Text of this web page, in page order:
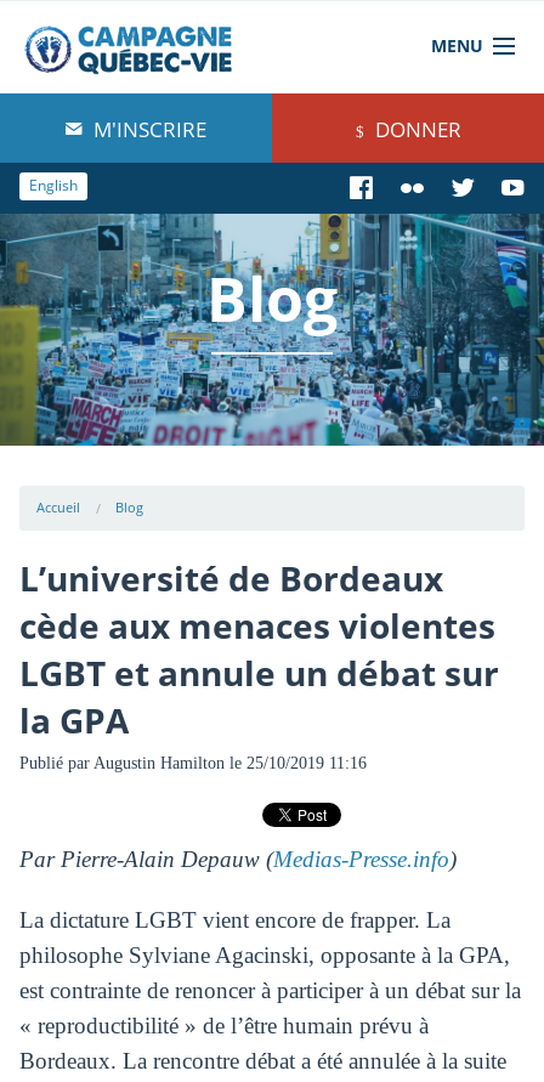
MENU
À propos de nous
Blog
Comprendre
Agir
Boutique
M'INSCRIRE DONNER
English
Blog
Accueil Blog
L’université de Bordeaux
cède aux menaces violentes
LGBT et annule un débat sur
la GPA
Publié par Augustin Hamilton le 25/10/2019 11:16
Par Pierre-Alain Depauw (Medias-Presse.info)
La dictature LGBT vient encore de frapper. La
philosophe Sylviane Agacinski, opposante à la GPA,
est contrainte de renoncer à participer à un débat sur la
« reproductibilité » de l’être humain prévu à
Bordeaux. La rencontre débat a été annulée à la suite